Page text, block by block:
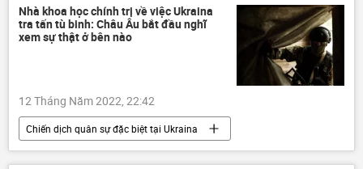
Thế giới
Châu Á
Nhà khoa học chính trị về việc Ukraina
tra tấn tù binh: Châu Âu bắt đầu nghĩ
xem sự thật ở bên nào
12 Tháng Năm 2022, 22:42
Chiến dịch quân sự đặc biệt tại Ukraina
Cuộc khủng hoảng ở Ukraina
Ukraina